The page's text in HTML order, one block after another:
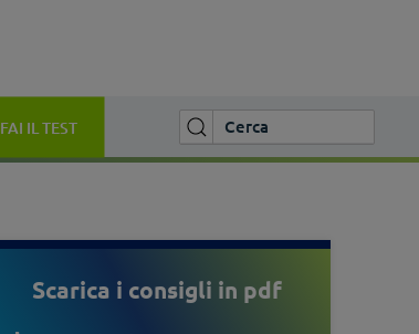
FAI IL TEST
Scarica i consigli in pdf